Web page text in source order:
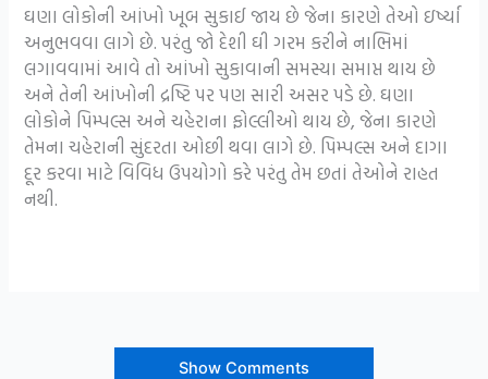
ઘણા લોકોની આંખો ખૂબ સુકાઈ જાય છે જેના કારણે તેઓ ઇર્ષ્યા
અનુભવવા લાગે છે. પરંતુ જો દેશી ઘી ગરમ કરીને નાભિમાં
લગાવવામાં આવે તો આંખો સુકાવાની સમસ્યા સમાપ્ત થાય છે
અને તેની આંખોની દ્રષ્ટિ પર પણ સારી અસર પડે છે. ઘણા
લોકોને પિમ્પલ્સ અને ચહેરાના ફોલ્લીઓ થાય છે, જેના કારણે
તેમના ચહેરાની સુંદરતા ઓછી થવા લાગે છે. પિમ્પલ્સ અને દાગા
દૂર કરવા માટે વિવિધ ઉપયોગો કરે પરંતુ તેમ છતાં તેઓને રાહત
નથી.
Show Comments